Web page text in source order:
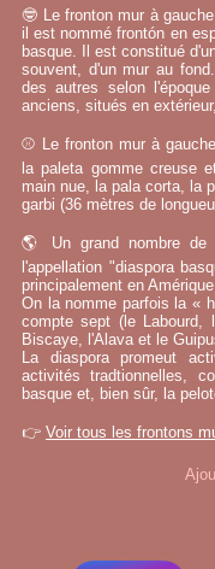
🤓 Le fronton mur à
il est nommé frontón en
basque. Il est constitué
souvent, d'un mur au
des autres selon
anciens, situés en
⚾ Le fronton mur à
la paleta gomme creuse
main nue, la pala corta, la
garbi (36 mètres de
🌎 Un grand nombre de
l'appellation "diaspora
principalement en
On la nomme parfois la «
compte sept (le Labourd,
Biscaye, l'Alava et le
La diaspora promeut
activités tradtionnelles,
basque et, bien sûr, la
👉 Voir tous les frontons